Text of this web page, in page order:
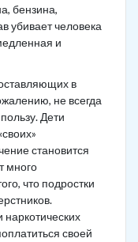
бензина,
убивает человека
и
в
не всегда
Дети
становится
много
что подростки
своей